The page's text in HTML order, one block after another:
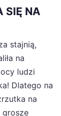
SIĘ NA
stajnią,
na
ludzi
Dlatego na
na
grosze